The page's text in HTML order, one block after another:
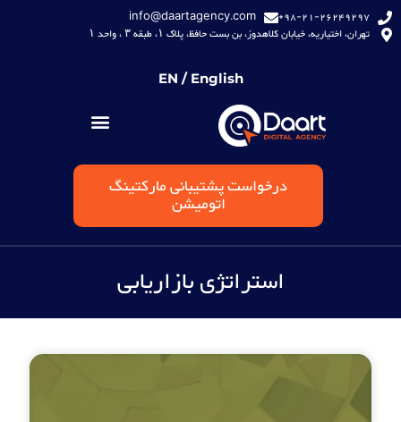
98-21-26249297+
info@daartagency.com
تهران، اختیاریه، خیابان کلاهدوز، بن بست حافظ، پلاک ۱، طبقه ۳ ، واحد ۱
EN / English
درخواست پشتیبانی مارکتینگ
اتومیشن
استراتژی بازاریابی